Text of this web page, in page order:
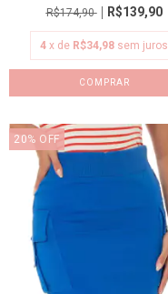
R$174,90 R$139,90
4 x de R$34,98 sem juros
COMPRAR
20% OFF